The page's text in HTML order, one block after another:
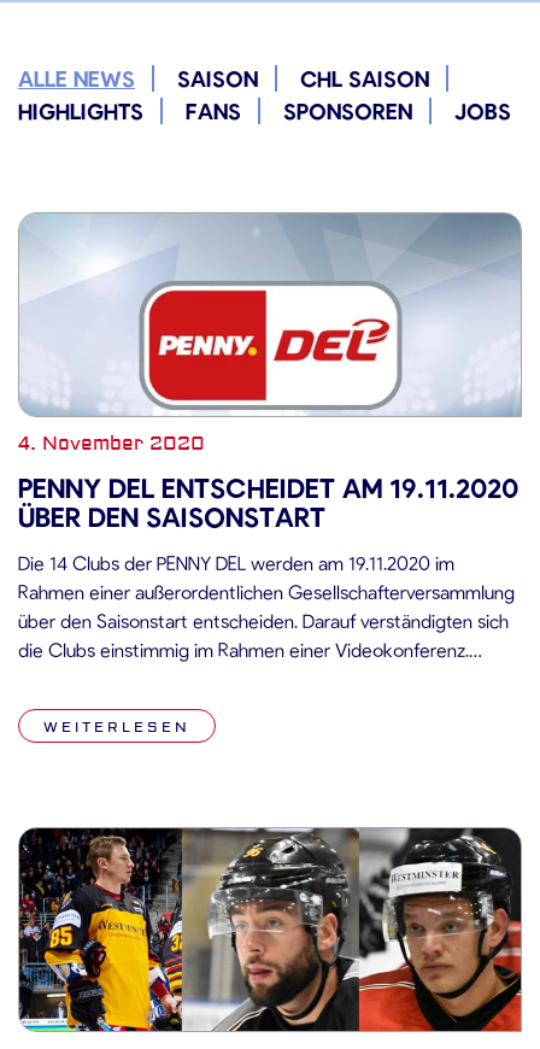
ALLE NEWS SAISON
CHL SAISON
HIGHLIGHTS
FANS SPONSOREN JOBS
4. November 2020
PENNY DEL ENTSCHEIDET AM 19.11.2020
ÜBER DEN SAISONSTART
Die 14 Clubs der PENNY DEL werden am 19.11.2020 im
Rahmen einer außerordentlichen Gesellschafterversammlung
über den Saisonstart entscheiden. Darauf verständigten sich
die Clubs einstimmig im Rahmen einer Videokonferenz.
„An dem Tag werden die Clubs gemeinsam entscheiden, ob
wie zuletzt geplant in der zweiten Dezemberhälfte und mit
WEITERLESEN